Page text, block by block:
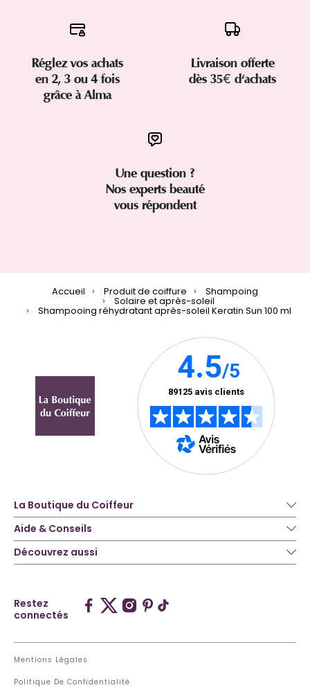
Réglez vos achats
en 2, 3 ou 4 fois
grâce à Alma
Livraison offerte
dès 35€ d'achats
Une question ?
Nos experts beauté
vous répondent
Accueil Produit de coiffure Shampoing
Solaire et après-soleil
Shampooing réhydratant après-soleil Keratin Sun 100 ml
La Boutique du Coiffeur
Aide & Conseils
Découvrez aussi
Restez
connectés
Mentions Légales
Politique De Confidentialité